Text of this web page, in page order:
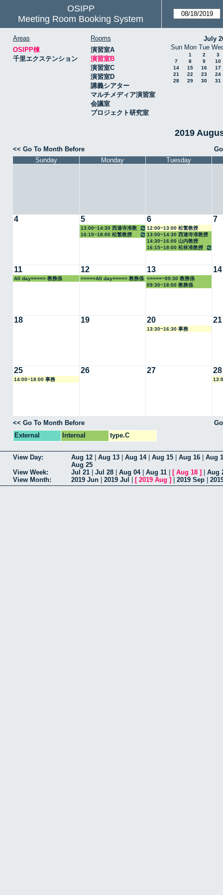
OSIPP
Meeting Room Booking System
Areas
OSIPP棟
千里エクステンション
Rooms
演習室A
演習室B
演習室C
演習室D
講義シアター
マルチメディア演習室
会議室
プロジェクト研究室
July
Sun Mon Tue
1 2
3
7
8 9
10
14
15 16
17
21
22 23
24
28
29 30 31
2019
<< Go To Month Before
Sunday
Monday Tuesday
4 5
13:00~14:30 西連寺准教
授
16:15~18:00 松繁教授
6
12:00~13:00 松繁教授
13:00~14:30 西連寺准教授
14:30~16:00 山内教授
16:15~18:00 松林准教授
7
11
All day====> 教務係
12
<====All day====> 教務係
13
<====~09:30 教務係
09:30~18:00 教務係
14
18 19 20
13:30~16:30 事務
21
25
14:00~18:00 事務
26 27 28
<< Go To Month Before
External
Internal type.C
View Day: Aug 12 Aug 13 Aug 14| Aug 15 Aug 16
Aug
Aug 25
View Week:
Jul 21 Jul 28 Aug 04| Aug 11 [ Aug 18 ]
Aug
View Month:
2019 Jun 2019 Jul [ 2019 Aug ] 2019 Sep